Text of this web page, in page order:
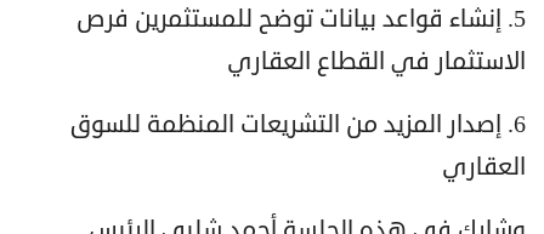
5. إنشاء قواعد بيانات توضح للمستثمرين فرص
الاستثمار في القطاع العقاري
6. إصدار المزيد من التشريعات المنظمة للسوق
العقاري